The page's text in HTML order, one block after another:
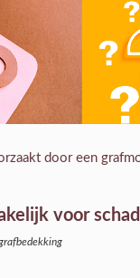
door een
voor